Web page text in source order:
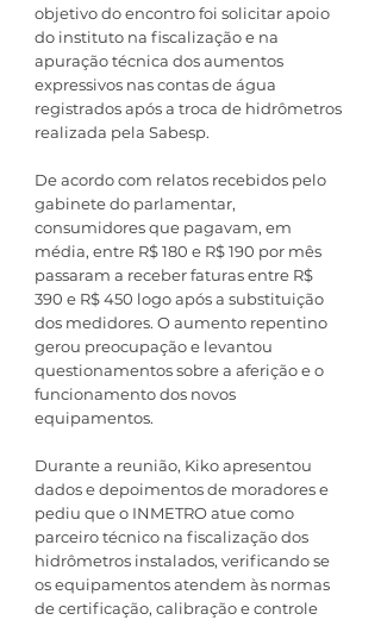
objetivo do encontro foi solicitar apoio
do instituto na fiscalização e na
apuração técnica dos aumentos
expressivos nas contas de água
registrados após a troca de hidrômetros
realizada pela Sabesp.
De acordo com relatos recebidos pelo
gabinete do parlamentar,
consumidores que pagavam, em
média, entre R$ 180 e R$ 190 por mês
passaram a receber faturas entre R$
390 e R$ 450 logo após a substituição
dos medidores. O aumento repentino
gerou preocupação e levantou
questionamentos sobre a aferição e o
funcionamento dos novos
equipamentos.
Durante a reunião, Kiko apresentou
dados e depoimentos de moradores e
pediu que o INMETRO atue como
parceiro técnico na fiscalização dos
hidrômetros instalados, verificando se
os equipamentos atendem às normas
de certificação, calibração e controle